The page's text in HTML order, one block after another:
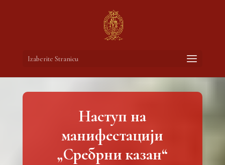
Izaberite Stranicu
Наступ на
манифестацији
„Сребрни казан“